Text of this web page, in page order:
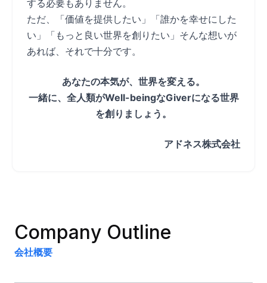
する必要もありません。
ただ、「価値を提供したい」「誰かを幸せにした
い」「もっと良い世界を創りたい」そんな想いが
あれば、それで十分です。
あなたの本気が、世界を変える。
一緒に、全人類がWell-beingなGiverになる世界
を創りましょう。
アドネス株式会社
Company Outline
会社概要